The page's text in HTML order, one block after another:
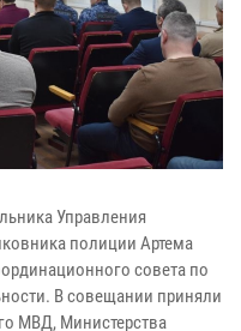
Управления
полиции Артема
совета по
В совещании приняли
МВД, Министерства